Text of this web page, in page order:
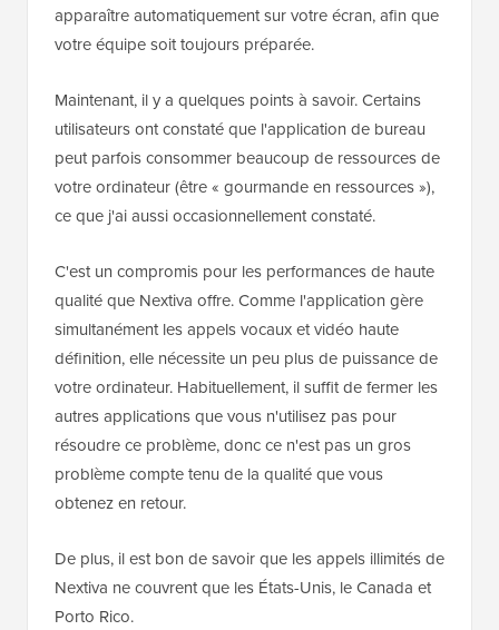
apparaître automatiquement sur votre écran, afin que
votre équipe soit toujours préparée.
Maintenant, il y a quelques points à savoir. Certains
utilisateurs ont constaté que l'application de bureau
peut parfois consommer beaucoup de ressources de
votre ordinateur (être « gourmande en ressources »),
ce que j'ai aussi occasionnellement constaté.
C'est un compromis pour les performances de haute
qualité que Nextiva offre. Comme l'application gère
simultanément les appels vocaux et vidéo haute
définition, elle nécessite un peu plus de puissance de
votre ordinateur. Habituellement, il suffit de fermer les
autres applications que vous n'utilisez pas pour
résoudre ce problème, donc ce n'est pas un gros
problème compte tenu de la qualité que vous
obtenez en retour.
De plus, il est bon de savoir que les appels illimités de
Nextiva ne couvrent que les États-Unis, le Canada et
Porto Rico.